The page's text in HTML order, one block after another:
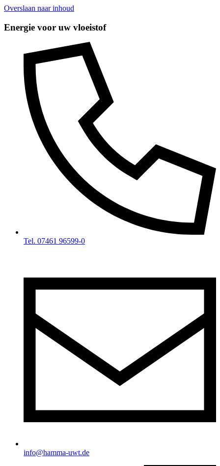
Overslaan naar inhoud
Energie voor uw vloeistof
Tel. 07461 96599-0
info@hamma-uwt.de